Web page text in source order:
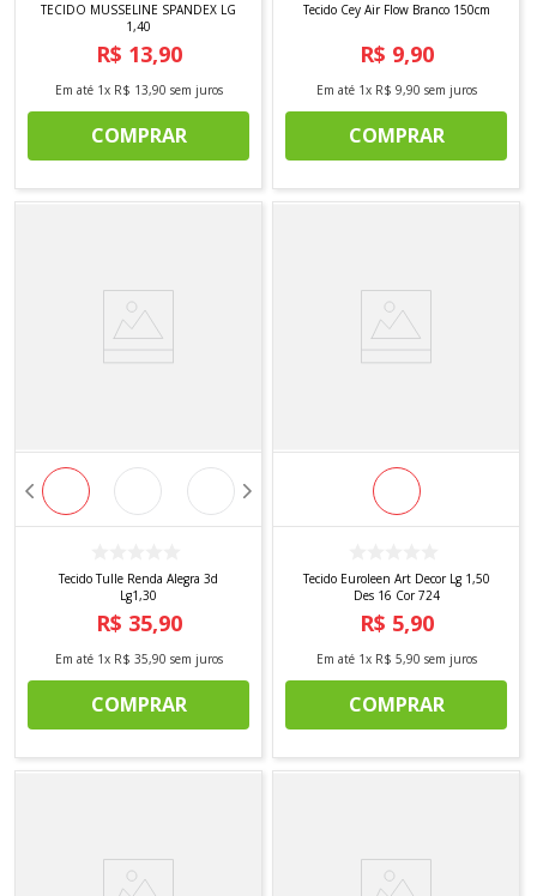
TECIDO MUSSELINE SPANDEX LG
1,40
R$ 13,90
Em até 1x R$ 13,90 sem juros
COMPRAR
Tecido Cey Air Flow Branco 150cm
R$ 9,90
Em até 1x R$ 9,90 sem juros
COMPRAR
Tecido Tulle Renda Alegra 3d
Lg1,30
R$ 35,90
Em até 1x R$ 35,90 sem juros
COMPRAR
Tecido Euroleen Art Decor Lg 1,50
Des 16 Cor 724
R$ 5,90
Em até 1x R$ 5,90 sem juros
COMPRAR